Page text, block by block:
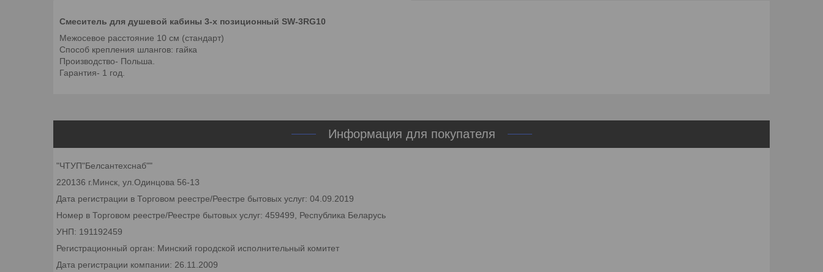
Смеситель для душевой кабины 3-х позиционный SW-3RG10
Межосевое расстояние 10 см (стандарт)
Способ крепления шлангов: гайка
Производство- Польша.
Гарантия- 1 год.
Информация для покупателя
"ЧТУП"Белсантехснаб""
220136 г.Минск, ул.Одинцова 56-13
Дата регистрации в Торговом реестре/Реестре бытовых услуг: 04.09.2019
Номер в Торговом реестре/Реестре бытовых услуг: 459499, Республика Беларусь
УНП: 191192459
Регистрационный орган: Минский городской исполнительный комитет
Дата регистрации компании: 26.11.2009